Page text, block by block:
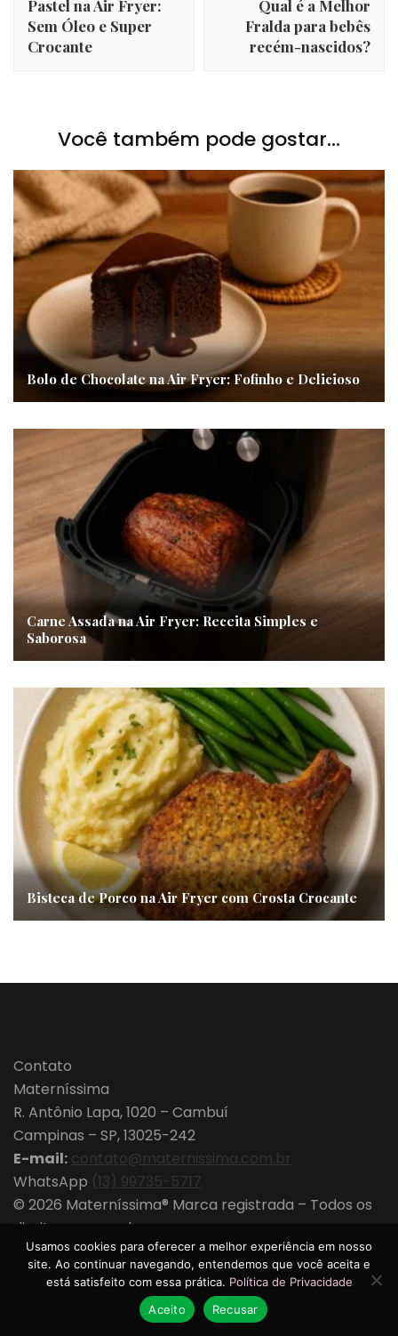
post
Pastel na Air Fryer:
Sem Óleo e Super
Crocante
Qual é a Melhor
Fralda para bebês
recém-nascidos?
Você também pode gostar...
Bolo de Chocolate na Air Fryer: Fofinho e Delicioso
Carne Assada na Air Fryer: Receita Simples e
Saborosa
Bisteca de Porco na Air Fryer com Crosta Crocante
Contato
Materníssima
R. Antônio Lapa, 1020 – Cambuí
Campinas – SP, 13025-242
E-mail: contato@maternissima.com.br
WhatsApp (13) 99735-5717
© 2026 Materníssima® Marca registrada – Todos os
direitos reservados.
Política de Privacidade
Usamos cookies para oferecer a melhor experiência em nosso
site. Ao continuar navegando, entendemos que você aceita e
está satisfeito com essa prática. Política de Privacidade
Aceito
Recusar